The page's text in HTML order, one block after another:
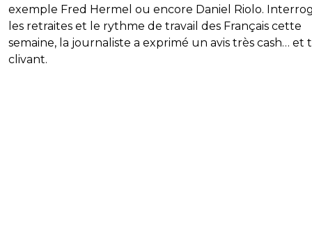
exemple Fred Hermel ou encore Daniel Riolo.
les retraites et le rythme de travail des Français cette
semaine, la journaliste a exprimé un avis très cash… et
clivant.